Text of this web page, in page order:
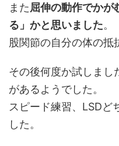
また屈伸の動作でかが
る」かと思いました。
股関節の自分の体の抵
その後何度か試しまし
があるようでした。
スピード練習、LSDど
した。